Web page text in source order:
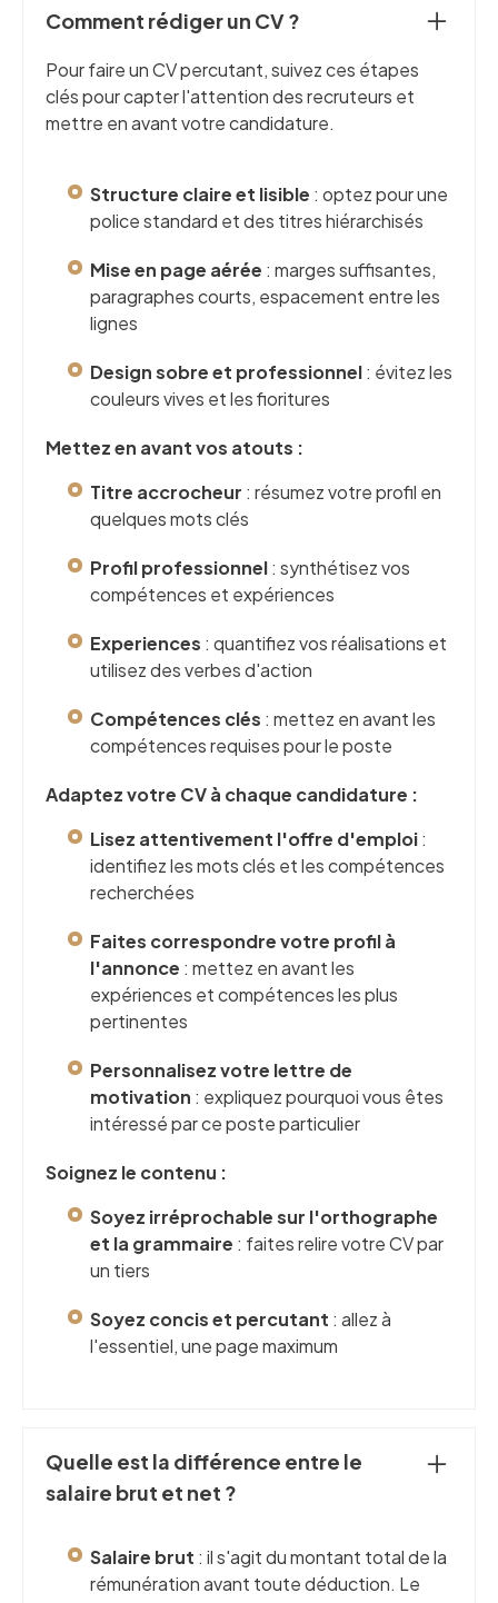
Comment rédiger un CV ?
Pour faire un CV percutant, suivez ces étapes
clés pour capter l'attention des recruteurs et
mettre en avant votre candidature.
Structure claire et lisible : optez pour une
police standard et des titres hiérarchisés
Mise en page aérée : marges suffisantes,
paragraphes courts, espacement entre les
lignes
Design sobre et professionnel: évitez les
couleurs vives et les fioritures
Mettez en avant vos atouts :
Titre accrocheur : résumez votre profil en
quelques mots clés
Profil professionnel: synthétisez vos
compétences et expériences
Experiences : quantifiez vos réalisations et
utilisez des verbes d'action
Compétences clés : mettez en avant les
compétences requises pour le poste
Adaptez votre CV à chaque candidature :
Lisez attentivement l'offre d'emploi:
identifiez les mots clés et les compétences
recherchées
Faites correspondre votre profil à
l'annonce : mettez en avant les
expériences et compétences les plus
pertinentes
Personnalisez votre lettre de
motivation : expliquez pourquoi vous êtes
intéressé par ce poste particulier
Soignez le contenu :
Soyez irréprochable sur l'orthographe
et la grammaire : faites relire votre CV par
un tiers
Soyez concis et percutant : allez à
l'essentiel, une page maximum
Quelle est la différence entre le
salaire brut et net ?
Salaire brut : il s'agit du montant total de la
rémunération avant toute déduction. Le